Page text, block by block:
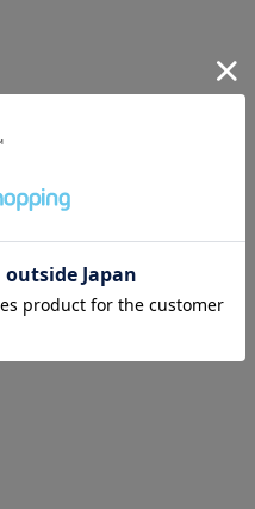
CARHARTT WIP
CHASE SWIM TRUNKS
12,100円(税込)